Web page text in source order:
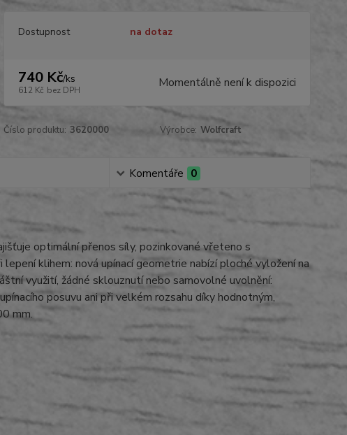
Dostupnost na dotaz
740 Kč/ks
612 Kč bez DPH Momentálně není k dispozici
Číslo produktu: 3620000 Výrobce: Wolfcraft
Komentáře 0
optimální přenos síly, pozinkované vřeteno s
klihem: nová upínací geometrie nabízí ploché vyložení na
využití, žádné sklouznutí nebo samovolné uvolnění:
posuvu ani při velkém rozsahu díky hodnotným,
mm.